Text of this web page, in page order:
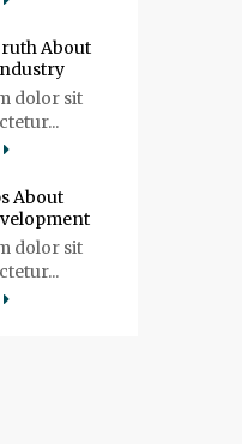
About
dolor sit
About
dolor sit